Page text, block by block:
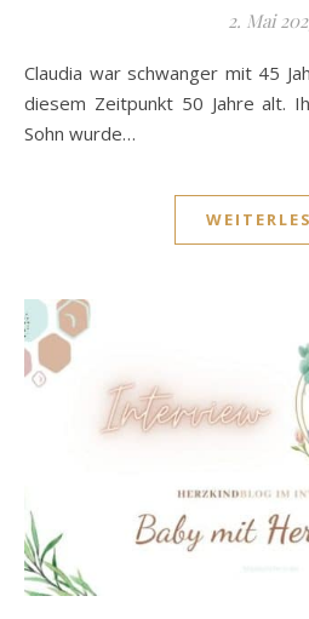
2. Mai
Claudia war schwanger mit 45 Jahren, ihr Ehemann war zu
diesem Zeitpunkt 50 Jahre alt.
Sohn wurde…